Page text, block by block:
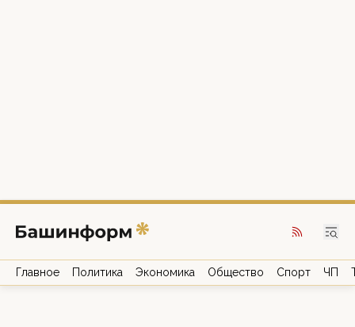
Главное Политика Экономика Общество Спорт ЧП